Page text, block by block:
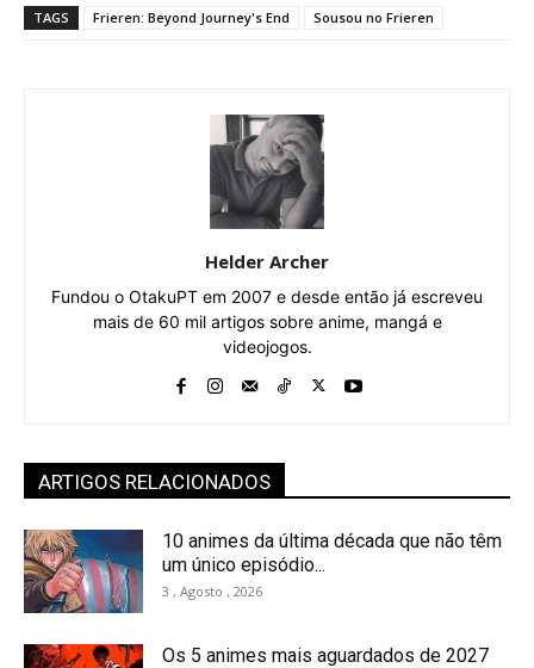
TAGS Frieren: Beyond Journey's End Sousou no Frieren
Helder Archer
Fundou o OtakuPT em 2007 e desde então já escreveu
mais de 60 mil artigos sobre anime, mangá e
videojogos.
ARTIGOS RELACIONADOS
10 animes da última década que não têm
um único episódio...
3 , Agosto , 2026
Os 5 animes mais aguardados de 2027